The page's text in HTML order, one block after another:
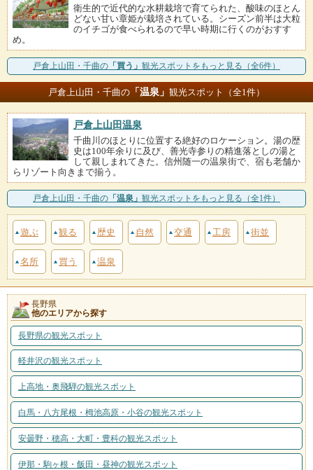
衛生的で近代的な水耕栽培で育てられた、酸味のほとん
どない甘い章姫が栽培されている。シーズン前半は大粒
のイチゴが食べられるので早い時期に行くのがおすす
め。
戸倉上山田・千曲の 「買う」 観光スポットをもっと見る（全6件）
戸倉上山田・千曲の 「温泉」 観光スポット（全1件）
戸倉上山田温泉
千曲川のほとりに位置する絶好のロケーション。湯の歴
史は100年余りに及び、善光寺参りの精進落としの湯と
して親しまれてきた。信州随一の温泉街で、宿も老舗か
らリゾート向きまで揃う。
戸倉上山田・千曲の 「温泉」 観光スポットをもっと見る（全1件）
遊ぶ 観る 歴史 自然 交通 工房 街並
名所 買う 温泉
長野県
他のエリアから探す
長野県の観光スポット
軽井沢の観光スポット
上高地・奥飛騨の観光スポット
白馬・八方尾根・栂池高原・小谷の観光スポット
安曇野・穂高・大町・豊科の観光スポット
伊那・駒ヶ根・飯田・昼神の観光スポット